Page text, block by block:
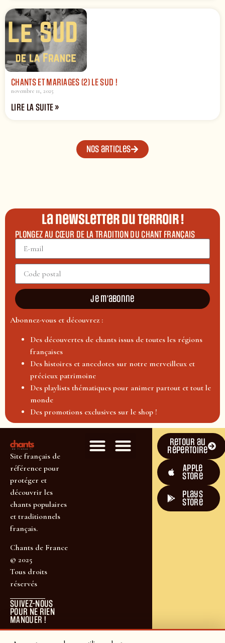
CHANTS ET MARIAGES (2) LE SUD !
novembre 11, 2025
LIRE LA SUITE »
Nos articles
La newsletter du terroir !
PLONGEZ AU CŒUR DE LA TRADITION DU CHANT FRANÇAIS
Je m'abonne
Abonnez-vous et découvrez :
Des découvertes de chants issus de toutes les régions
françaises
Des histoires et anecdotes sur notre merveilleux et
précieux patrimoine
Des playlists thématiques pour animer partout et tout le
monde
Des promotions exclusives sur le shop !
Site français de
référence pour
protéger et
découvrir les
chants populaires
et traditionnels
français.
Chants de France
© 2025
Tous droits
réservés
SUIVEZ-NOUS
POUR NE RIEN
MANQUER !
Retour au
répertoire
Apple
Store
plays
store